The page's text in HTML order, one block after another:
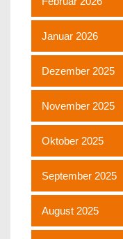
Januar 2026
Dezember 2025
November 2025
Oktober 2025
September 2025
August 2025